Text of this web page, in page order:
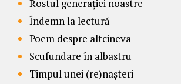
Rostul generației noastre
Îndemn la lectură
Poem despre altcineva
Scufundare în albastru
Timpul unei (re)nașteri